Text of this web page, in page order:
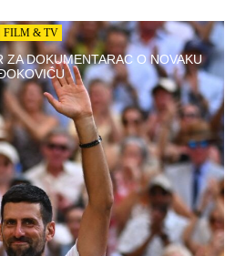
FILM & TV
ZA DOKUMENTARAC O NOVAKU